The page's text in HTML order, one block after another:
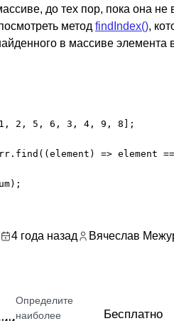
до тех пор, пока она не
метод findIndex(),
в массиве элемента
2, 5, 6, 3, 4, 9, 8];
=> element
4 года назад Вячеслав
Определите
наиболее
Бесплатно